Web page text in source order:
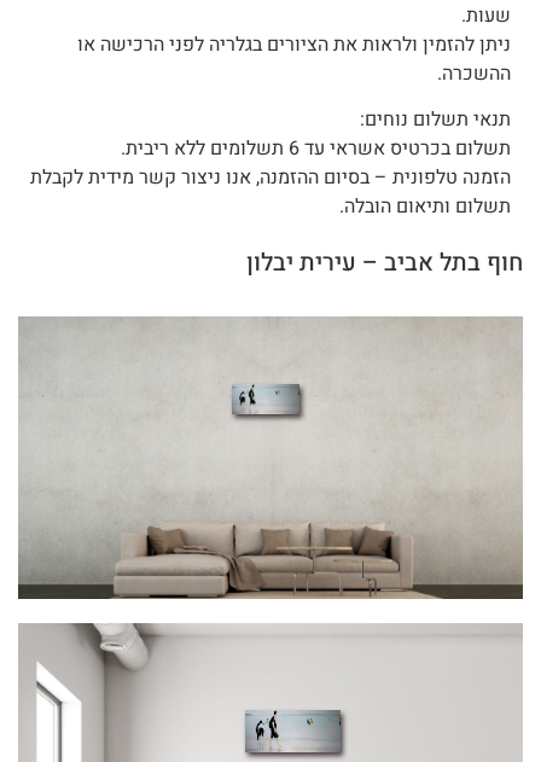
שעות.
ניתן להזמין ולראות את הציורים בגלריה לפני הרכישה או
ההשכרה.
תנאי תשלום נוחים:
תשלום בכרטיס אשראי עד 6 תשלומים ללא ריבית.
הזמנה טלפונית – בסיום ההזמנה, אנו ניצור קשר מידית לקבלת
תשלום ותיאום הובלה.
חוף בתל אביב – עירית יבלון